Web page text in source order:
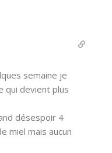
semaine je
qui devient plus
désespoir 4
miel mais aucun